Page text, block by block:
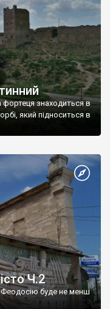
фортеця знаходиться в
який підноситься в
Ч.2
Феодосію буде не менш